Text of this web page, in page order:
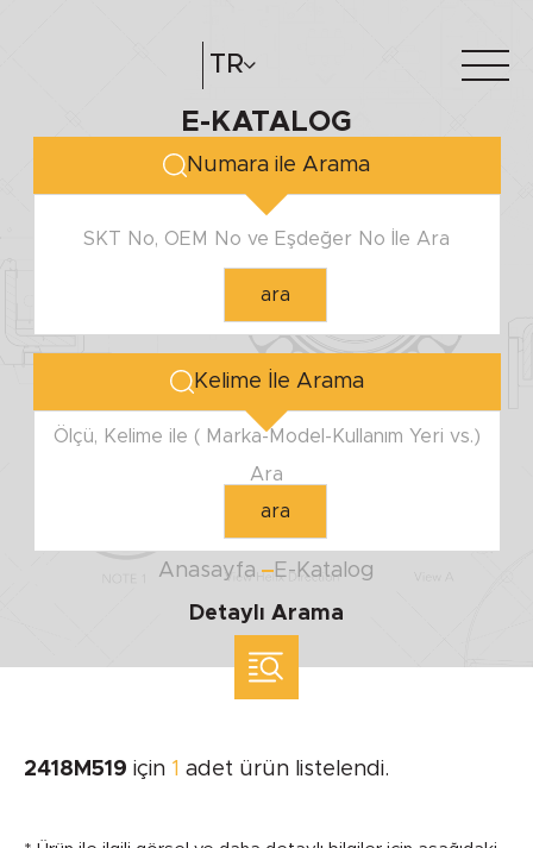
TR
Hakkımızda e-katalog
E-KATALOG
Numara ile Arama
SKT No, OEM No ve Eşdeğer No İle Ara
ara
Kelime İle Arama
Ölçü, Kelime ile ( Marka-Model-Kullanım Yeri vs.)
Ara
ara
Anasayfa
E-Katalog
Detaylı Arama
Minimum
Maximum
YUVA ÇAPI
Minimum
YÜKSEKLİK
Minimum
ölçü ile arama yap
SEGMENT
2418M519 için 1 adet ürün listelendi.